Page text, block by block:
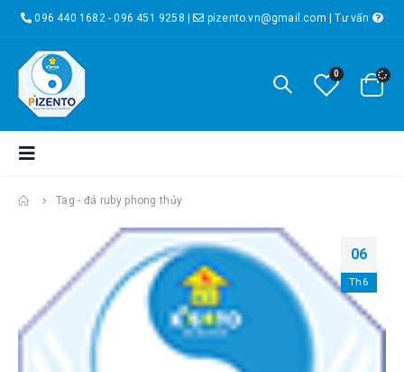
096 440 1682 - 096 451 9258 | pizento.vn@gmail.com |Tư vấn
0
Tag - đá ruby phong thủy
06
Th6